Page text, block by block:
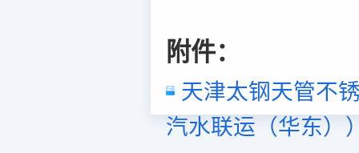
附件：
天津太钢天管不
汽水联运（华东）